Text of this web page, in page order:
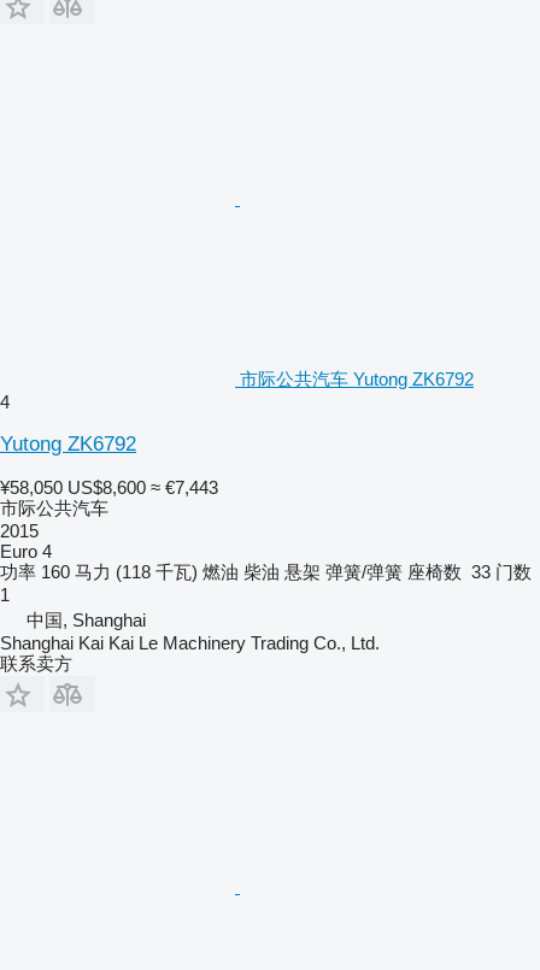
市际公共汽车 Yutong ZK6792
4
Yutong ZK6792
¥58,050 US$8,600 ≈ €7,443
市际公共汽车
2015
Euro 4
功率 160 马力 (118 千瓦) 燃油 柴油 悬架 弹簧/弹簧 座椅数 33 门数
1
中国, Shanghai
Shanghai Kai Kai Le Machinery Trading Co., Ltd.
联系卖方